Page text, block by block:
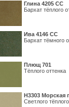
Глина 4205 СС
Бархат тёплого
Ива 4146 СС
Бархат тёмного
Плющ 701
Тёплого оттенка
H3303 Морская
Светлого